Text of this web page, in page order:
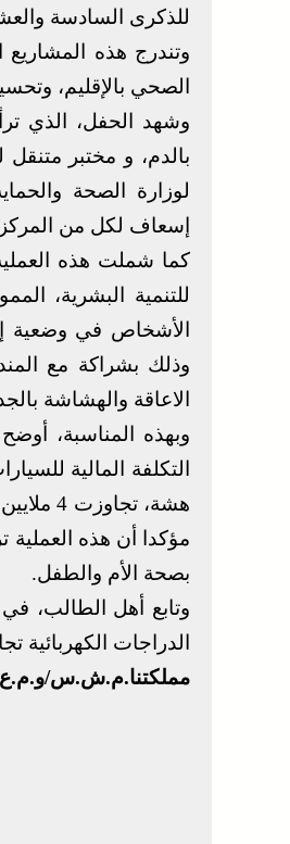
للذكرى السادسة
الصحي بالإقليم،
وشهد الحفل، الذي
بالدم، و مختبر
لوزارة الصحة
إسعاف لكل من المركز
كما شملت هذه
للتنمية البشرية،
وذلك بشراكة مع
الاعاقة والهشاشة
وبهذه المناسبة،
التكلفة المالية
مؤكدا أن هذه
بصحة الأم والطفل.
وتابع أهل الطالب، في
الدراجات الكهربائية تجاوزت 900 ألف درهم بتمويل كلي من المبادرة
مملكتنا.م.ش.س/و.م.ع